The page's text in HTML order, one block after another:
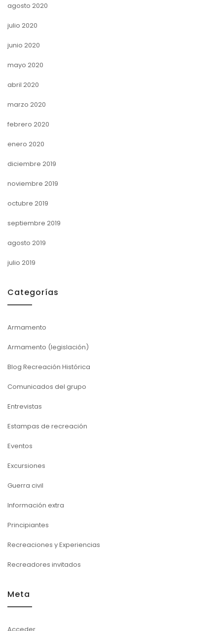
agosto 2020
julio 2020
junio 2020
mayo 2020
abril 2020
marzo 2020
febrero 2020
enero 2020
diciembre 2019
noviembre 2019
octubre 2019
septiembre 2019
agosto 2019
julio 2019
Categorías
Armamento
Armamento (legislación)
Blog Recreación Histórica
Comunicados del grupo
Entrevistas
Estampas de recreación
Eventos
Excursiones
Guerra civil
Información extra
Principiantes
Recreaciones y Experiencias
Recreadores invitados
Meta
Acceder